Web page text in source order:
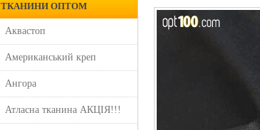
ТКАНИНИ ОПТОМ
Аквастоп
Американський креп
Ангора
Атласна тканина АКЦІЯ!!!